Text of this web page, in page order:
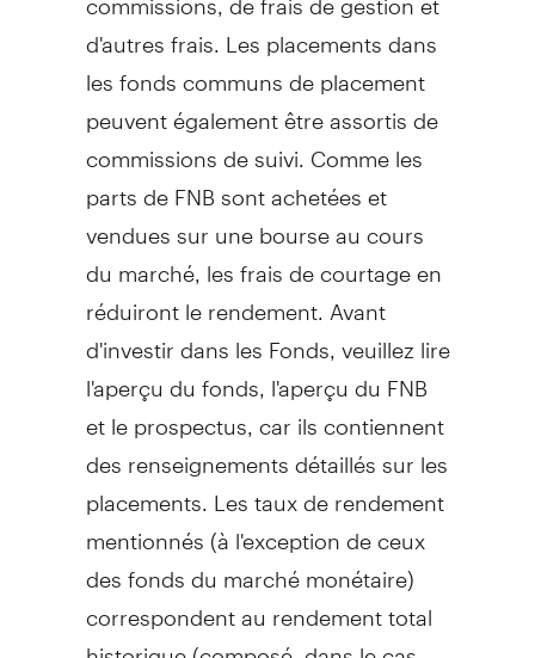
d'autres frais. Les placements dans
les fonds communs de placement
peuvent également être assortis de
commissions de suivi. Comme les
parts de FNB sont achetées et
vendues sur une bourse au cours
du marché, les frais de courtage en
réduiront le rendement. Avant
d'investir dans les Fonds, veuillez lire
l'aperçu du fonds, l'aperçu du FNB
et le prospectus, car ils contiennent
des renseignements détaillés sur les
placements. Les taux de rendement
mentionnés (à l'exception de ceux
des fonds du marché monétaire)
correspondent au rendement total
historique (composé, dans le cas